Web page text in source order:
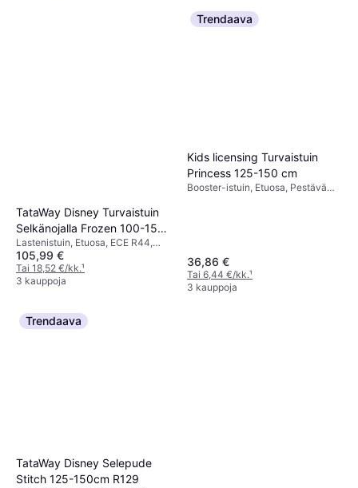
Pestävä päällinen
TataWay Disney Turvaistuin
Selkänojalla Frozen 100-150
cm R129
Lastenistuin, Etuosa, ECE R44,
Pestävä päällinen
105,99 €
Tai 18,52 €/kk.¹
3 kauppoja
Trendaava
Kids licensing Turvaistuin
Princess 125-150 cm
Booster-istuin, Etuosa, Pestävä
36,86 €
Tai 6,44 €/kk.¹
3 kauppoja
Trendaava
TataWay Disney Selepude
Stitch 125-150cm R129